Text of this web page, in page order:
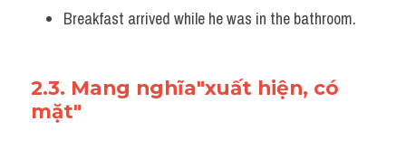
Breakfast arrived while he was in the bathroom.
2.3. Mang nghĩa"xuất hiện, có
mặt"